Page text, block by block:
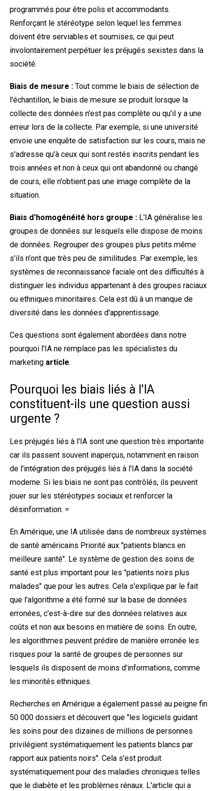
programmés pour être polis et accommodants.
Renforçant le stéréotype selon lequel les femmes
doivent être serviables et soumises, ce qui peut
involontairement perpétuer les préjugés sexistes dans la
société.
Biais de mesure : Tout comme le biais de sélection de
l'échantillon, le biais de mesure se produit lorsque la
collecte des données n'est pas complète ou qu'il y a une
erreur lors de la collecte. Par exemple, si une université
envoie une enquête de satisfaction sur les cours, mais ne
s'adresse qu'à ceux qui sont restés inscrits pendant les
trois années et non à ceux qui ont abandonné ou changé
de cours, elle n'obtient pas une image complète de la
situation.
Biais d'homogénéité hors groupe : L'IA généralise les
groupes de données sur lesquels elle dispose de moins
de données. Regrouper des groupes plus petits même
s'ils n'ont que très peu de similitudes. Par exemple, les
systèmes de reconnaissance faciale ont des difficultés à
distinguer les individus appartenant à des groupes raciaux
ou ethniques minoritaires. Cela est dû à un manque de
diversité dans les données d'apprentissage.
Ces questions sont également abordées dans notre
pourquoi l'IA ne remplace pas les spécialistes du
marketing article.
Pourquoi les biais liés à l'IA
constituent-ils une question aussi
urgente ?
Les préjugés liés à l'IA sont une question très importante
car ils passent souvent inaperçus, notamment en raison
de l'intégration des préjugés liés à l'IA dans la société
moderne. Si les biais ne sont pas contrôlés, ils peuvent
jouer sur les stéréotypes sociaux et renforcer la
désinformation. =
En Amérique, une IA utilisée dans de nombreux systèmes
de santé américains Priorité aux "patients blancs en
meilleure santé". Le système de gestion des soins de
santé est plus important pour les "patients noirs plus
malades" que pour les autres. Cela s'explique par le fait
que l'algorithme a été formé sur la base de données
erronées, c'est-à-dire sur des données relatives aux
coûts et non aux besoins en matière de soins. En outre,
les algorithmes peuvent prédire de manière erronée les
risques pour la santé de groupes de personnes sur
lesquels ils disposent de moins d'informations, comme
les minorités ethniques.
Recherches en Amérique a également passé au peigne fin
50 000 dossiers et découvert que "les logiciels guidant
les soins pour des dizaines de millions de personnes
privilégient systématiquement les patients blancs par
rapport aux patients noirs". Cela s'est produit
systématiquement pour des maladies chroniques telles
que le diabète et les problèmes rénaux. L'article qui a